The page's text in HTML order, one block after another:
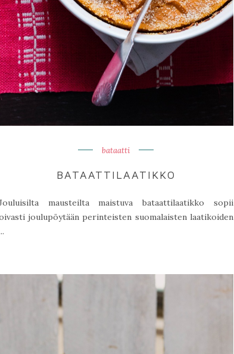
bataatti
BATAATTILAATIKKO
mausteilta maistuva bataattilaatikko sopii
joulupöytään perinteisten suomalaisten laatikoiden